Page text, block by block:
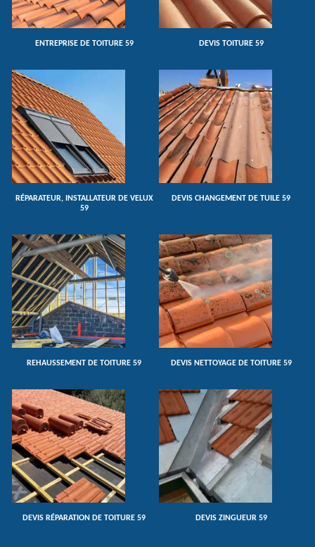
ENTREPRISE DE TOITURE 59 DEVIS TOITURE 59
RÉPARATEUR, INSTALLATEUR DE VELUX
59
DEVIS CHANGEMENT DE TUILE 59
REHAUSSEMENT DE TOITURE 59 DEVIS NETTOYAGE DE TOITURE 59
DEVIS RÉPARATION DE TOITURE 59 DEVIS ZINGUEUR 59